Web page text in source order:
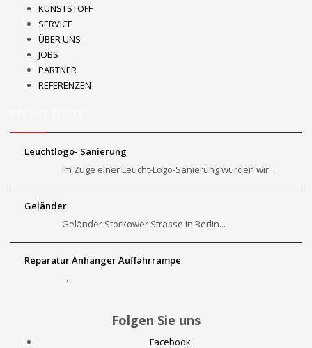
KUNSTSTOFF
SERVICE
ÜBER UNS
JOBS
PARTNER
REFERENZEN
Leuchtlogo- Sanierung
Im Zuge einer Leucht-Logo-Sanierung wurden wir ...
Geländer
Geländer Storkower Strasse in Berlin...
Reparatur Anhänger Auffahrrampe
...
Folgen Sie uns
Facebook